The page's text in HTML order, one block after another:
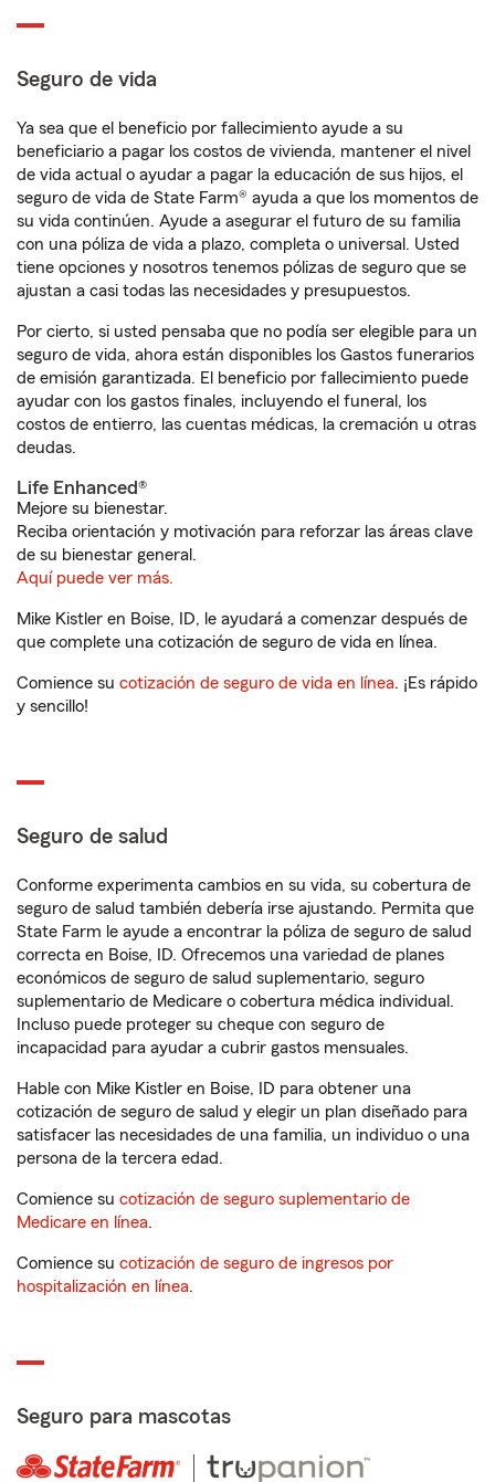
Seguro de vida
Ya sea que el beneficio por fallecimiento ayude a su
beneficiario a pagar los costos de vivienda, mantener el nivel
de vida actual o ayudar a pagar la educación de sus hijos, el
seguro de vida de State Farm® ayuda a que los momentos de
su vida continúen. Ayude a asegurar el futuro de su familia
con una póliza de vida a plazo, completa o universal. Usted
tiene opciones y nosotros tenemos pólizas de seguro que se
ajustan a casi todas las necesidades y presupuestos.
Por cierto, si usted pensaba que no podía ser elegible para un
seguro de vida, ahora están disponibles los Gastos funerarios
de emisión garantizada. El beneficio por fallecimiento puede
ayudar con los gastos finales, incluyendo el funeral, los
costos de entierro, las cuentas médicas, la cremación u otras
deudas.
Life Enhanced®
Mejore su bienestar.
Reciba orientación y motivación para reforzar las áreas clave
de su bienestar general.
Aquí puede ver más.
Mike Kistler en Boise, ID, le ayudará a comenzar después de
que complete una cotización de seguro de vida en línea.
Comience su cotización de seguro de vida en línea. ¡Es rápido
y sencillo!
Seguro de salud
Conforme experimenta cambios en su vida, su cobertura de
seguro de salud también debería irse ajustando. Permita que
State Farm le ayude a encontrar la póliza de seguro de salud
correcta en Boise, ID. Ofrecemos una variedad de planes
económicos de seguro de salud suplementario, seguro
suplementario de Medicare o cobertura médica individual.
Incluso puede proteger su cheque con seguro de
incapacidad para ayudar a cubrir gastos mensuales.
Hable con Mike Kistler en Boise, ID para obtener una
cotización de seguro de salud y elegir un plan diseñado para
satisfacer las necesidades de una familia, un individuo o una
persona de la tercera edad.
Comience su cotización de seguro suplementario de
Medicare en línea.
Comience su cotización de seguro de ingresos por
hospitalización en línea.
Seguro para mascotas